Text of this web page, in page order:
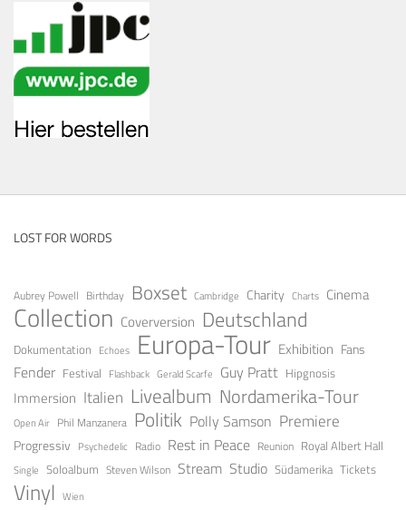
LOST FOR WORDS
Aubrey Powell Birthday Boxset Cambridge Charity Charts Cinema
Collection Coverversion Deutschland
Dokumentation Echoes Europa-Tour Exhibition Fans
Fender Festival Flashback Gerald Scarfe Guy Pratt Hipgnosis
Immersion Italien Livealbum Nordamerika-Tour
Open Air Phil Manzanera Politik Polly Samson Premiere
Progressiv Psychedelic Radio Rest in Peace Reunion Royal Albert Hall
Single Soloalbum Steven Wilson Stream Studio Südamerika Tickets
Vinyl Wien